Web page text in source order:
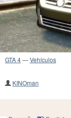
GTA 4—Vehículos
KINOman